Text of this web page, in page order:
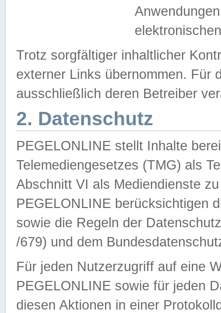
Trotz sorgfältiger inhaltlicher
externer Links übernommen. Für
ausschließlich deren Betreiber
2. Datenschutz
PEGELONLINE stellt Inhalte
Telemediengesetzes (TMG) als
Abschnitt VI als Mediendienste
PEGELONLINE berücksichtigen
sowie die Regeln der
/679) und dem
Für jeden Nutzerzugriff auf eine
PEGELONLINE sowie für jeden
diesen Aktionen in einer